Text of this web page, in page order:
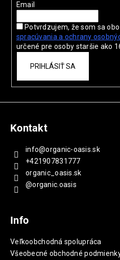
Email
Potvrdzujem, že som sa
spracúvania a ochrany
určené pre osoby staršie ako
PRIHLÁSIŤ SA
Kontakt
info@organic-oasis.sk
+421907831777
organic_oasis.sk
@organic.oasis
Info
Veľkoobchodná spolupráca
Všeobecné obchodné